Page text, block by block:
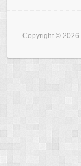
Copyright © 2026